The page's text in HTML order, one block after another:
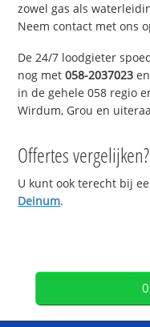
zowel gas als
Neem contact met ons
De 24/7 loodgieter
nog met058-2037023
in de gehele 058 regio
Wirdum, Grou en
Offertes vergelijken?
U kunt ook terecht bij
Deinum.